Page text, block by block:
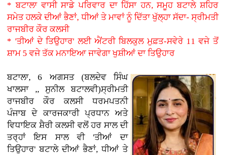
* ਬਟਾਲਾ ਵਾਸੀ ਸਾਡੇ ਪਰਿਵਾਰ ਦਾ ਹਿੱਸਾ ਹਨ, ਸਮੂਹ ਬਟਾਲੇ ਸ਼ਹਿਰ
ਸਮੇਤ ਹਲਕੇ ਦੀਆਂ ਭੈਣਾਂ, ਧੀਆਂ ਤੇ ਮਾਵਾਂ ਨੂੰ ਦਿੱਤਾ ਖੁੱਲ੍ਹਾ ਸੱਦਾ- ਸ੍ਰੀਮਤੀ
ਰਾਜਬੀਰ ਕੌਰ ਕਲਸੀ
* 'ਤੀਆਂ ਦੇ ਤਿਉਹਾਰ' ਲਈ ਐਂਟਰੀ ਬਿਲਕੁਲ ਮੁਫ਼ਤ-ਸਵੇਰੇ 11 ਵਜੇ ਤੋਂ
ਸ਼ਾਮ 5 ਵਜੇ ਤੱਕ ਮਨਾਇਆ ਜਾਵੇਗਾ ਖੁਸ਼ੀਆਂ ਦਾ ਤਿਉਹਾਰ
ਬਟਾਲਾ, 6 ਅਗਸਤ (ਬਲਦੇਵ ਸਿੰਘ
ਖਾਲਸਾ ,, ਸੁਨੀਲ ਬਟਾਲਵੀ)ਸ੍ਰੀਮਤੀ
ਰਾਜਬੀਰ ਕੌਰ ਕਲਸੀ ਧਰਮਪਤਨੀ
ਪੰਜਾਬ ਦੇ ਕਾਰਜਕਾਰੀ ਪ੍ਰਧਾਨ ਅਤੇ
ਵਿਧਾਇਕ ਸ਼ੈਰੀ ਕਲਸੀ ਵਲੋਂ ਹਰ ਸਾਲ ਦੀ
ਤਰ੍ਹਾਂ ਇਸ ਸਾਲ ਵੀ 'ਤੀਆਂ ਦਾ
ਤਿਉਹਾਰ' ਬਟਾਲੇ ਦੀਆਂ ਭੈਣਾਂ, ਧੀਆਂ ਤੇ